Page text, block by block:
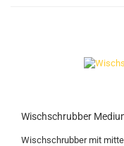
Wischschrubber
Wischschrubber mit